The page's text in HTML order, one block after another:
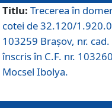
Titlu: Trecerea în
cotei de 32.120/
103259 Brașov, nr.
înscris în C.F. nr.
Mocsel Ibolya.